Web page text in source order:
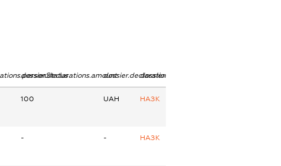
dossier.declarations.amountdossier.declarations.currency
dossier.declarations.source
100 UAH НАЗК
- - НАЗК